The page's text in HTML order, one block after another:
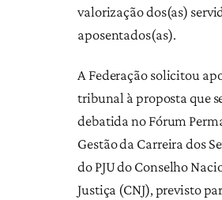
valorização dos(as)
aposentados(as).
A Federação solicitou
tribunal à proposta que
debatida no Fórum
Gestão da Carreira dos
do PJU do Conselho
Justiça (CNJ), previsto